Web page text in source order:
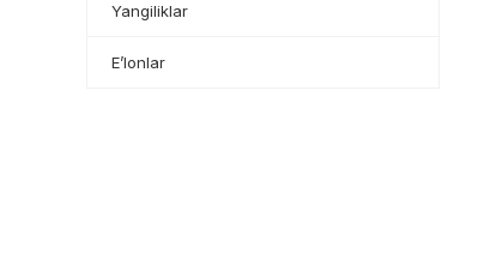
Yangiliklar
E’lonlar